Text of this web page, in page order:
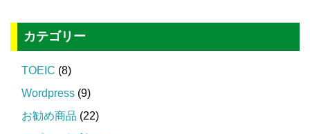
カテゴリー
TOEIC (8)
Wordpress (9)
お勧め商品 (22)